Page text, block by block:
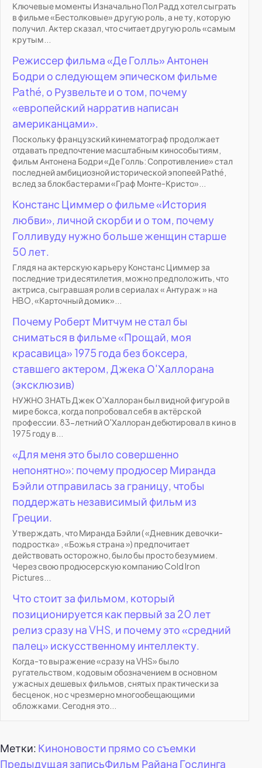
Ключевые моменты Изначально Пол Радд хотел сыграть
в фильме «Бестолковые» другую роль, а не ту, которую
получил. Актер сказал, что считает другую роль «самым
крутым...
Режиссер фильма «Де Голль» Антонен
Бодри о следующем эпическом фильме
Pathé, о Рузвельте и о том, почему
«европейский нарратив написан
американцами».
Поскольку французский кинематограф продолжает
отдавать предпочтение масштабным кинособытиям,
фильм Антонена Бодри «Де Голль: Сопротивление» стал
последней амбициозной исторической эпопеей Pathé,
вслед за блокбастерами «Граф Монте-Кристо»...
Констанс Циммер о фильме «История
любви», личной скорби и о том, почему
Голливуду нужно больше женщин старше
50 лет.
Глядя на актерскую карьеру Констанс Циммер за
последние три десятилетия, можно предположить, что
актриса, сыгравшая роли в сериалах « Антураж » на
HBO, «Карточный домик»...
Почему Роберт Митчум не стал бы
сниматься в фильме «Прощай, моя
красавица» 1975 года без боксера,
ставшего актером, Джека О'Халлорана
(эксклюзив)
НУЖНО ЗНАТЬ Джек О'Халлоран был видной фигурой в
мире бокса, когда попробовал себя в актёрской
профессии. 83-летний О'Халлоран дебютировал в кино в
1975 году в...
«Для меня это было совершенно
непонятно»: почему продюсер Миранда
Бэйли отправилась за границу, чтобы
поддержать независимый фильм из
Греции.
Утверждать, что Миранда Бэйли ( «Дневник девочки-
подростка» , «Божья страна ») предпочитает
действовать осторожно, было бы просто безумием.
Через свою продюсерскую компанию Cold Iron
Pictures...
Что стоит за фильмом, который
позиционируется как первый за 20 лет
релиз сразу на VHS, и почему это «средний
палец» искусственному интеллекту.
Когда-то выражение «сразу на VHS» было
ругательством, кодовым обозначением в основном
ужасных дешевых фильмов, снятых практически за
бесценок, но с чрезмерно многообещающими
обложками. Сегодня это...
Метки: Киноновости прямо со съемки
Предыдущая записьФильм Райана Гослинга